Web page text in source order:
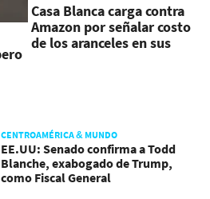
Casa Blanca carga contra
Amazon por señalar costo
de los aranceles en sus
CENTROAMÉRICA & MUNDO
EE.UU: Senado confirma a Todd
Blanche, exabogado de Trump,
como Fiscal General